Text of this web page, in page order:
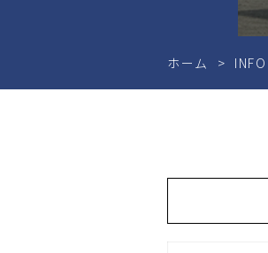
ホーム INFO